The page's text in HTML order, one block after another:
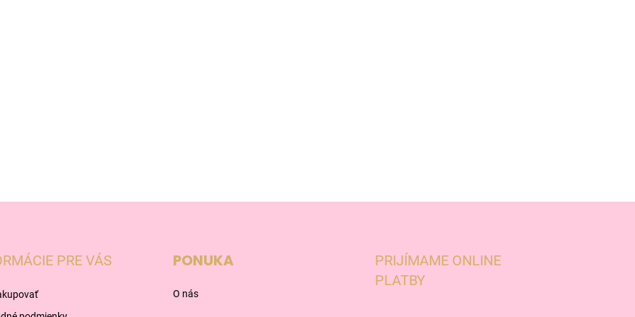
PRE VÁS PONUKA
O nás
PRIJÍMAME ONLINE
PLATBY